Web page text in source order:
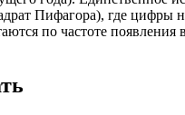
Пифагора), где цифры
по частоте появления